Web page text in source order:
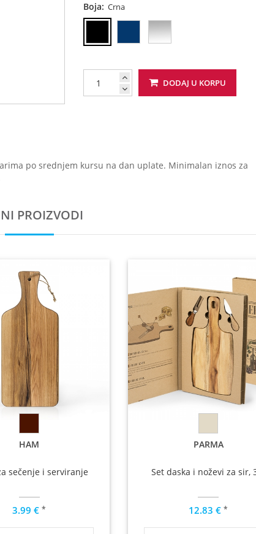
Boja: Crna
DODAJ U KORPU
po srednjem kursu na dan uplate. Minimalan iznos za
PROIZVODI
HAM
sečenje i serviranje
3.99 €*
PARMA
Set daska i noževi za sir,
12.83 €*